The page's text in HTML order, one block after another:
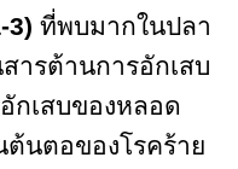
3) ที่พบมากในปลา
ารต้านการอักเสบ
กเสบของหลอด
ต้นตอของโรคร้าย